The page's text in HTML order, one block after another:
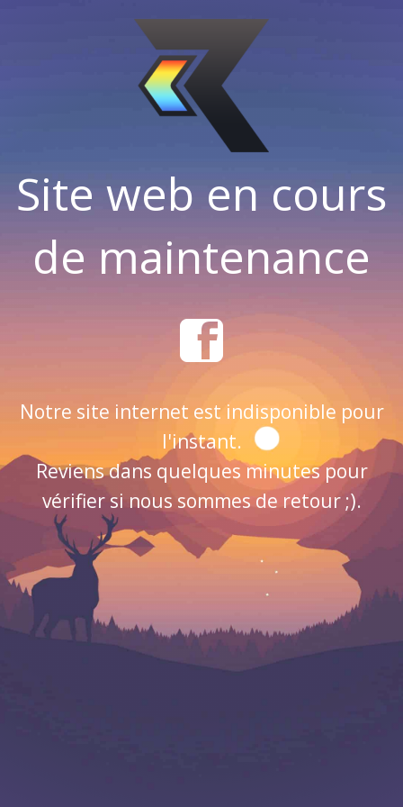
Site web en cours
de maintenance
Notre site internet est indisponible pour
l'instant.
Reviens dans quelques minutes pour
vérifier si nous sommes de retour ;).